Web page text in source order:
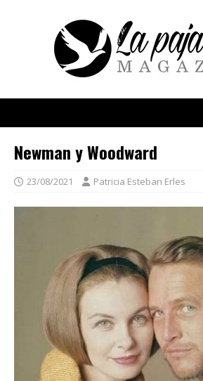
Newman y Woodward
23/08/2021 Patricia Esteban Erles